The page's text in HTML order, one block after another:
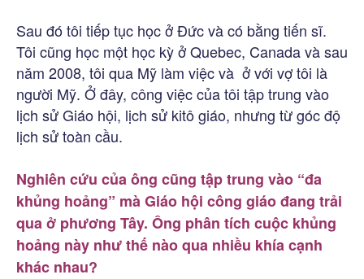
Sau đó tôi tiếp tục học ở Đức và có bằng tiến sĩ.
Tôi cũng học một học kỳ ở Quebec, Canada và sau
năm 2008, tôi qua Mỹ làm việc và ở với vợ tôi là
người Mỹ. Ở đây, công việc của tôi tập trung vào
lịch sử Giáo hội, lịch sử kitô giáo, nhưng từ góc độ
lịch sử toàn cầu.
Nghiên cứu của ông cũng tập trung vào “đa
khủng hoảng” mà Giáo hội công giáo đang trải
qua ở phương Tây. Ông phân tích cuộc khủng
hoảng này như thế nào qua nhiều khía cạnh
khác nhau?